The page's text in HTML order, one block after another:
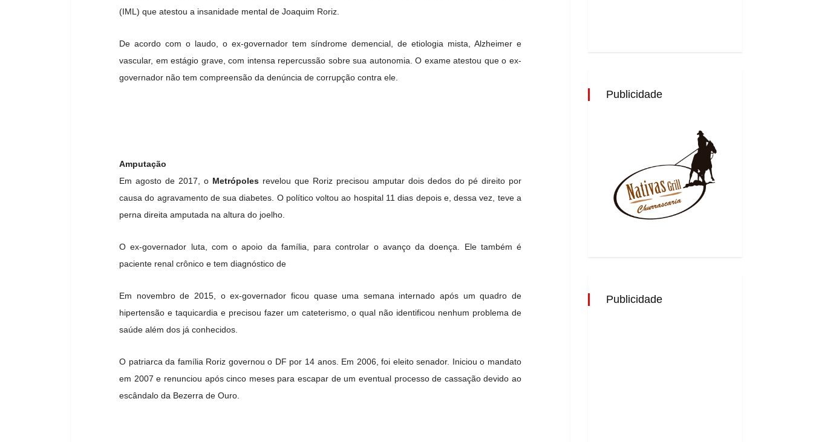
(IML) que atestou a insanidade mental de Joaquim Roriz.
De acordo com o laudo, o ex-governador tem síndrome demencial, de etiologia mista, Alzheimer e
vascular, em estágio grave, com intensa repercussão sobre sua autonomia. O exame atestou que o ex-
governador não tem compreensão da denúncia de corrupção contra ele.
Amputação
Em agosto de 2017, o Metrópoles revelou que Roriz precisou amputar dois dedos do pé direito por
causa do agravamento de sua diabetes. O político voltou ao hospital 11 dias depois e, dessa vez, teve a
perna direita amputada na altura do joelho.
O ex-governador luta, com o apoio da família, para controlar o avanço da doença. Ele também é
paciente renal crônico e tem diagnóstico de
Em novembro de 2015, o ex-governador ficou quase uma semana internado após um quadro de
hipertensão e taquicardia e precisou fazer um cateterismo, o qual não identificou nenhum problema de
saúde além dos já conhecidos.
O patriarca da família Roriz governou o DF por 14 anos. Em 2006, foi eleito senador. Iniciou o mandato
em 2007 e renunciou após cinco meses para escapar de um eventual processo de cassação devido ao
escândalo da Bezerra de Ouro.
Publicidade
Publicidade